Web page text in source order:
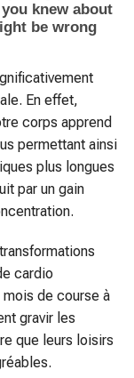
En effet,
corps apprend
permettant ainsi
plus longues
par un gain
cardio
de course à
gravir les
que leurs loisirs